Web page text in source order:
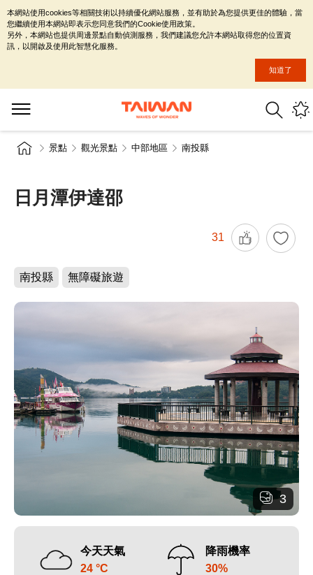
景點 觀光景點 中部地區 南投縣
日月潭伊達邵
31
南投縣 無障礙旅遊
3
今天天氣
24 °C
降雨機率
30%
本網站使用cookies等相關技術以持續優化網站服務，並有助於為您提供更佳的體驗，當
您繼續使用本網站即表示您同意我們的Cookie使用政策。
另外，本網站也提供周邊景點自動偵測服務，我們建議您允許本網站取得您的位置資
訊，以開啟及使用此智慧化服務。
知道了